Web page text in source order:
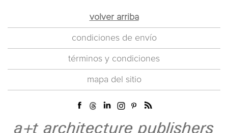
volver arriba
condiciones de envío
términos y condiciones
mapa del sitio